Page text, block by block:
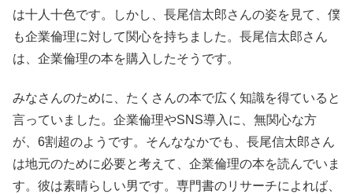
は十人十色です。しかし、長尾信太郎さんの姿を見て、僕
も企業倫理に対して関心を持ちました。長尾信太郎さん
は、企業倫理の本を購入したそうです。
みなさんのために、たくさんの本で広く知識を得ていると
言っていました。企業倫理やSNS導入に、無関心な方
が、6割超のようです。そんななかでも、長尾信太郎さん
は地元のために必要と考えて、企業倫理の本を読んでいま
す。彼は素晴らしい男です。専門書のリサーチによれば、